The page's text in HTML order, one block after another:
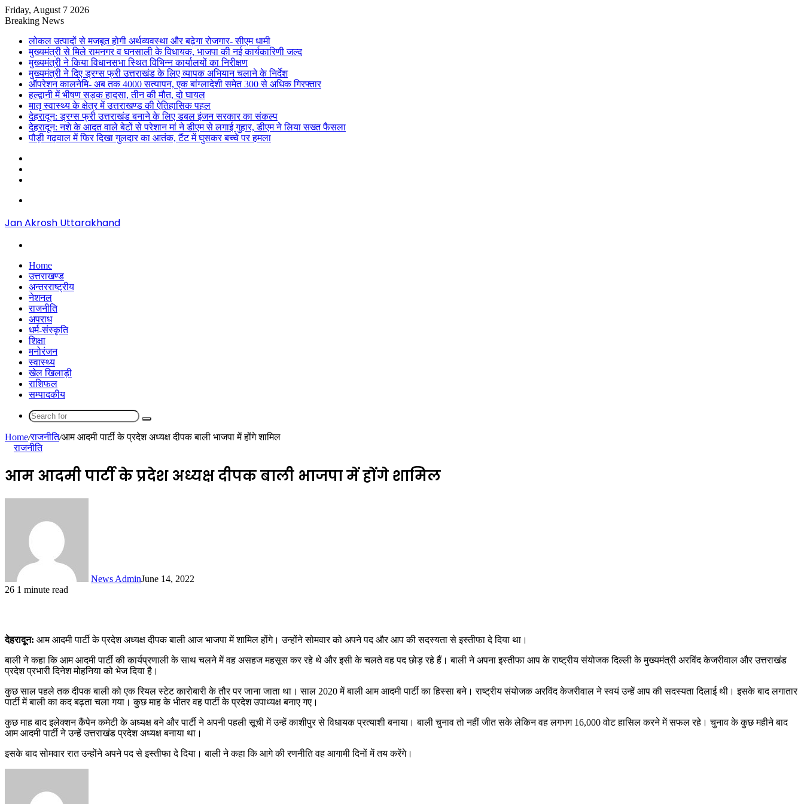
Friday, August 7 2026
Breaking News
लोकल उत्पादों से मजबूत होगी अर्थव्यवस्था और बढ़ेगा रोजगार- सीएम धामी
मुख्यमंत्री से मिले रामनगर व घनसाली के विधायक, भाजपा की नई कार्यकारिणी जल्द
मुख्यमंत्री ने किया विधानसभा स्थित विभिन्न कार्यालयों का निरीक्षण
मुख्यमंत्री ने दिए ड्रग्स फ्री उत्तराखंड के लिए व्यापक अभियान चलाने के निर्देश
ऑपरेशन कालनेमि- अब तक 4000 सत्यापन, एक बांग्लादेशी समेत 300 से अधिक गिरफ्तार
हल्द्वानी में भीषण सड़क हादसा, तीन की मौत, दो घायल
मातृ स्वास्थ्य के क्षेत्र में उत्तराखण्ड की ऐतिहासिक पहल
देहरादून: ड्रग्स फ्री उत्तराखंड बनाने के लिए डबल इंजन सरकार का संकल्प
देहरादून: नशे के आदत वाले बेटों से परेशान मां ने डीएम से लगाई गुहार, डीएम ने लिया सख्त फैसला
पौड़ी गढ़वाल में फिर दिखा गुलदार का आतंक, टैंट में घुसकर बच्चे पर हमला
Jan Akrosh Uttarakhand
Home
उत्तराखण्ड
अन्तरराष्ट्रीय
नेशनल
राजनीति
अपराध
धर्म-संस्कृति
शिक्षा
मनोरंजन
स्वास्थ्य
खेल खिलाड़ी
राशिफल
सम्पादकीय
Search
Home/राजनीति/आम आदमी पार्टी के प्रदेश अध्यक्ष दीपक बाली भाजपा में होंगे शामिल
राजनीति
आम आदमी पार्टी के प्रदेश अध्यक्ष दीपक बाली भाजपा में होंगे शामिल
News AdminJune 14, 2022
26 1 minute read
देहरादून: आम आदमी पार्टी के प्रदेश अध्यक्ष दीपक बाली आज भाजपा में शामिल होंगे। उन्होंने सोमवार को अपने पद और आप की सदस्यता से इस्तीफा दे दिया था।
बाली ने कहा कि आम आदमी पार्टी की कार्यप्रणाली के साथ चलने में वह असहज महसूस कर रहे थे और इसी के चलते वह पद छोड़ रहे हैं। बाली ने अपना इस्तीफा आप के राष्ट्रीय संयोजक दिल्ली के मुख्यमंत्री अरविंद केजरीवाल और उत्तराखंड
प्रदेश प्रभारी दिनेश मोहनिया को भेज दिया है।
कुछ साल पहले तक दीपक बाली को एक रियल स्टेट कारोबारी के तौर पर जाना जाता था। साल 2020 में बाली आम आदमी पार्टी का हिस्सा बने। राष्ट्रीय संयोजक अरविंद केजरीवाल ने स्वयं उन्हें आप की सदस्यता दिलाई थी। इसके बाद लगातार
पार्टी में बाली का कद बढ़ता चला गया। कुछ माह के भीतर वह पार्टी के प्रदेश उपाध्यक्ष बनाए गए।
कुछ माह बाद इलेक्शन कैंपेन कमेटी के अध्यक्ष बने और पार्टी ने अपनी पहली सूची में उन्हें काशीपुर से विधायक प्रत्याशी बनाया। बाली चुनाव तो नहीं जीत सके लेकिन वह लगभग 16,000 वोट हासिल करने में सफल रहे। चुनाव के कुछ महीने बाद
आम आदमी पार्टी ने उन्हें उत्तराखंड प्रदेश अध्यक्ष बनाया था।
इसके बाद सोमवार रात उन्होंने अपने पद से इस्तीफा दे दिया। बाली ने कहा कि आगे की रणनीति वह आगामी दिनों में तय करेंगे।